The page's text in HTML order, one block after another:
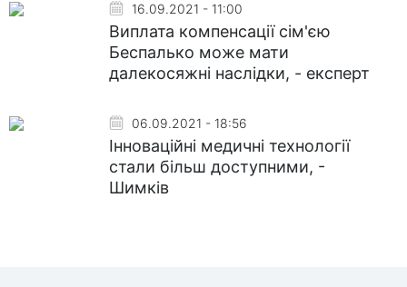
16.09.2021 - 11:00
Виплата компенсації сім'єю
Беспалько може мати
далекосяжні наслідки, - експерт
06.09.2021 - 18:56
Інноваційні медичні технології
стали більш доступними, -
Шимків